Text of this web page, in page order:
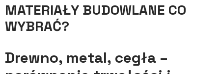
MATERIAŁY BUDOWLANE CO
WYBRAĆ?
Drewno, metal, cegła –